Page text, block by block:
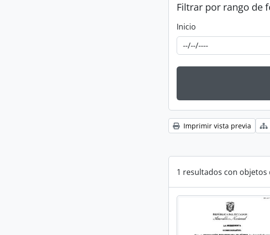
Filtrar por rango de
Inicio
Imprimir vista previa
1 resultados con objetos